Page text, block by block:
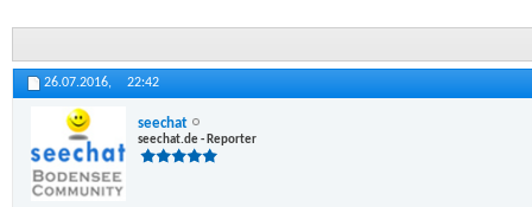
26.07.2016, 22:42
seechat
seechat.de - Reporter